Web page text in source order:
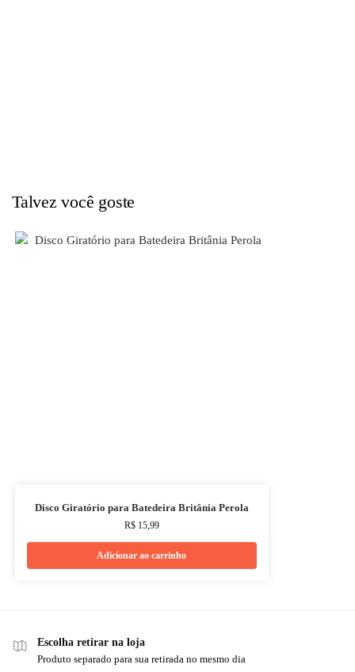
Talvez você goste
Disco Giratório para Batedeira Britânia Perola
R$15,99
Adicionar ao carrinho
Escolha retirar na loja
Produto separado para sua retirada no mesmo dia